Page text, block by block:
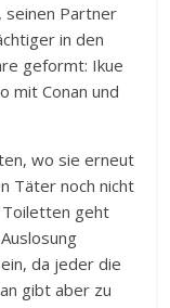
seinen Partner
in den
geformt: Ikue
mit Conan und
wo sie erneut
Täter noch nicht
geht
da jeder die
gibt aber zu